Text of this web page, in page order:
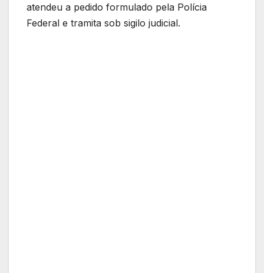
atendeu a pedido formulado pela Polícia
Federal e tramita sob sigilo judicial.